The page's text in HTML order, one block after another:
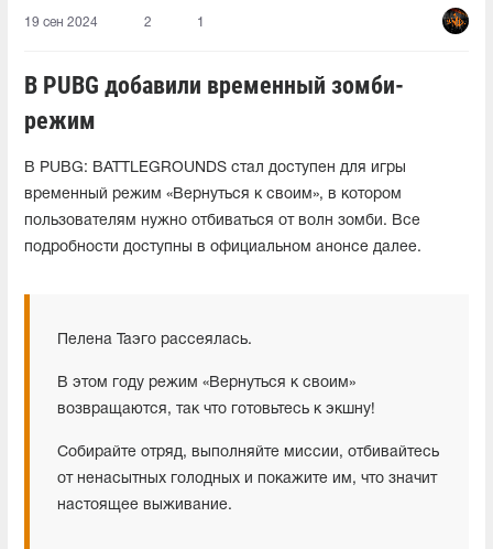
19 сен 2024 2 1
В PUBG добавили временный зомби-
режим
В PUBG: BATTLEGROUNDS стал доступен для игры
временный режим «Вернуться к своим», в котором
пользователям нужно отбиваться от волн зомби. Все
подробности доступны в официальном анонсе далее.
Пелена Таэго рассеялась.
В этом году режим «Вернуться к своим»
возвращаются, так что готовьтесь к экшну!
Собирайте отряд, выполняйте миссии, отбивайтесь
от ненасытных голодных и покажите им, что значит
настоящее выживание.